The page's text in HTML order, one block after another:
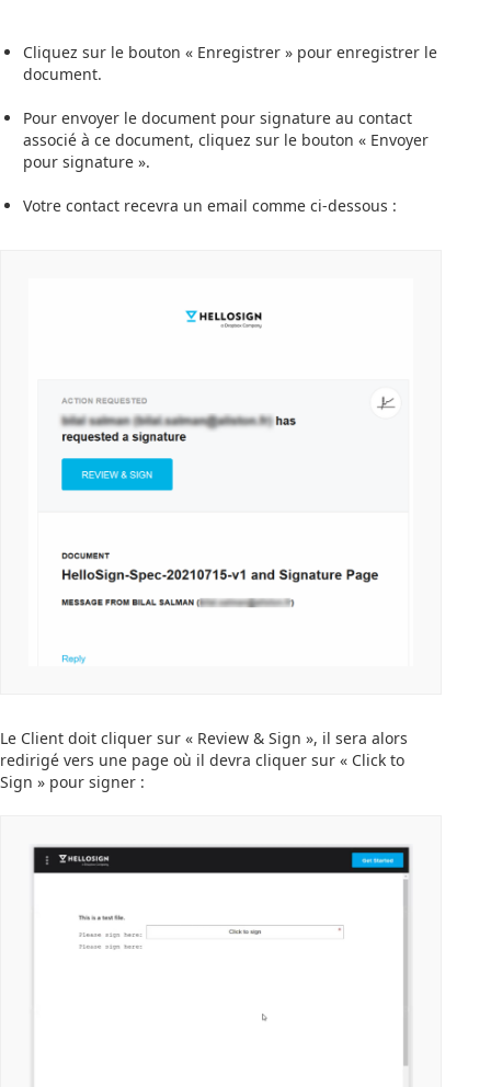
Cliquez sur le bouton « Enregistrer » pour enregistrer le
document.
Pour envoyer le document pour signature au contact
associé à ce document, cliquez sur le bouton « Envoyer
pour signature ».
Votre contact recevra un email comme ci-dessous :
Le Client doit cliquer sur « Review & Sign », il sera alors
redirigé vers une page où il devra cliquer sur « Click to
Sign » pour signer :